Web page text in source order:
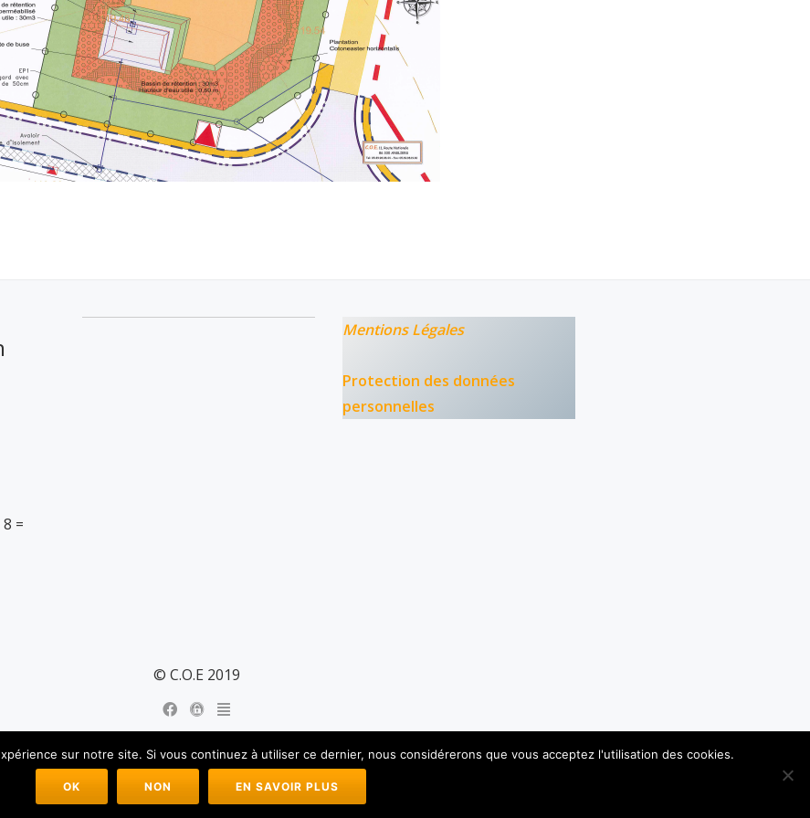
=
Mentions Légales
Protection des données
personnelles
© C.O.E 2019
Azera Shopest propulsé parWordPress
sur notre site. Si vous continuez à utiliser ce dernier, nous considérerons que vous acceptez l'utilisation des cookies.
OK NON EN SAVOIR PLUS